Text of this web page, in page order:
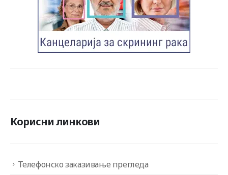
Корисни линкови
Телефонско заказивање прегледа